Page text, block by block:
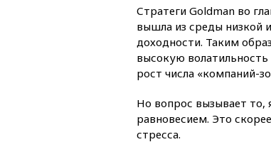
Стратеги Goldman во
вышла из среды низкой
доходности. Таким
высокую
рост числа «компаний-
Но вопрос вызывает то,
равновесием. Это
стресса.